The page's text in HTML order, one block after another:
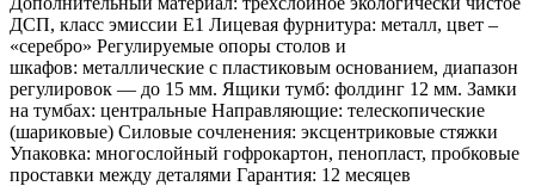
ДСП, класс эмиссии Е1 Лицевая фурнитура: металл, цвет –
«серебро» Регулируемые опоры столов и
шкафов: металлические с пластиковым основанием, диапазон
регулировок — до 15 мм. Ящики тумб: фолдинг 12 мм. Замки
на тумбах: центральные Направляющие: телескопические
(шариковые) Силовые сочленения: эксцентриковые стяжки
Упаковка: многослойный гофрокартон, пенопласт, пробковые
проставки между деталями Гарантия: 12 месяцев